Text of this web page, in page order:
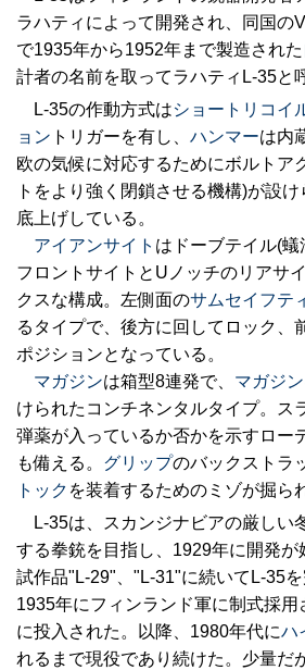
ラハティによって開発され、同国の
で1935年から1952年まで製造された
計者の名前を取ってラハティL-35と
L-35の作動方式はショートリコイ
ョン トリガーを有し、 ハンマーは内
欧の気候に対応するためにボルトア
トをより強く閉鎖させる機構)が設
底上げしている。
アイアンサイト はドーブテイル(
フロントサイトとUノッチのリアサ
クスな構成。左側面のサムセイフテ
るタイプで、後方に回してロック、
ポジションとなっている。
マガジンは箱型8連発で、 マガジ
けられたコンチネンタルタイプ。ス
弾薬が入っているか否かを示すロー
も備える。 グリップのバックストラ
トック を装着するためのミゾが掘ら
L-35は、スカンジナビアの厳しい
する拳銃を目指し、1929年に開発が
試作品"L-29"、"L-31"に続いてL-35
1935年にフィンランド軍に制式採用
に投入された。以降、1980年代にハ
れるまで現役であり続けた。少量だ